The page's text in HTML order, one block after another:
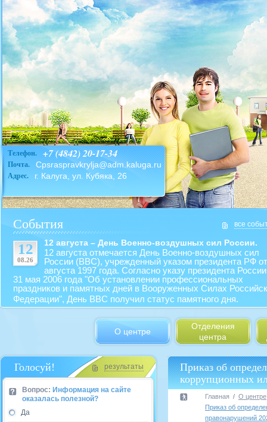
Телефон. +7 (4842) 20-17-34
Почта. Cpsraspravkrylja@adm.kaluga.ru
Адрес. г. Калуга, ул. Кубяка, 26
все
События
12
08.26
12 августа – День Военно-воздушных сил России.
12 августа отмечается День Военно-воздушных сил
России (ВВС), учрежденный указом президента РФ
августа 1997 года. Согласно указу президента
31 мая 2006 года "Об установлении профессиональных
праздников и памятных дней в Вооруженных Силах
Федерации", День ВВС получил статус памятного дня.
О центре
Отделения
центра
результаты
Голосуй!
Вопрос: Информация на сайте
оказалась полезной?
Да
Приказ об
коррупционных
Главная
О центре
Приказ об
правонарушений